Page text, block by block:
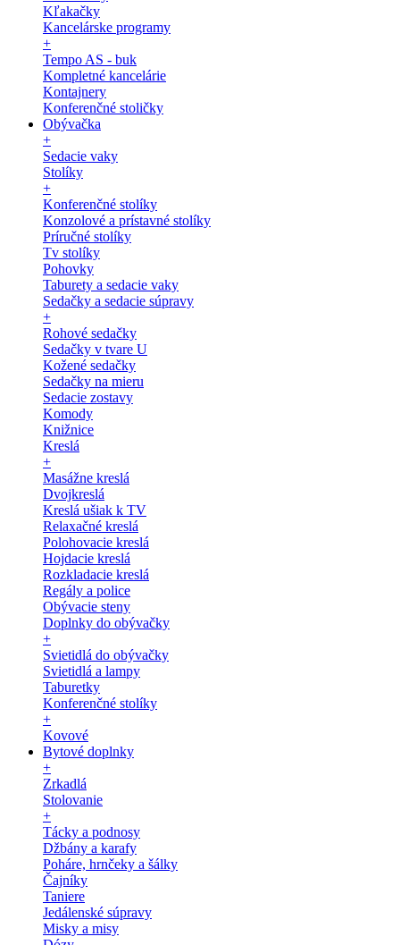
Kľakačky
Kancelárske programy
+
Tempo AS - buk
Kompletné kancelárie
Kontajnery
Konferenčné stoličky
Obývačka
+
Sedacie vaky
Stolíky
+
Konferenčné stolíky
Konzolové a prístavné stolíky
Príručné stolíky
Tv stolíky
Pohovky
Taburety a sedacie vaky
Sedačky a sedacie súpravy
+
Rohové sedačky
Sedačky v tvare U
Kožené sedačky
Sedačky na mieru
Sedacie zostavy
Komody
Knižnice
Kreslá
+
Masážne kreslá
Dvojkreslá
Kreslá ušiak k TV
Relaxačné kreslá
Polohovacie kreslá
Hojdacie kreslá
Rozkladacie kreslá
Regály a police
Obývacie steny
Doplnky do obývačky
+
Svietidlá do obývačky
Svietidlá a lampy
Taburetky
Konferenčné stolíky
+
Kovové
Bytové doplnky
+
Zrkadlá
Stolovanie
+
Tácky a podnosy
Džbány a karafy
Poháre, hrnčeky a šálky
Čajníky
Taniere
Jedálenské súpravy
Misky a misy